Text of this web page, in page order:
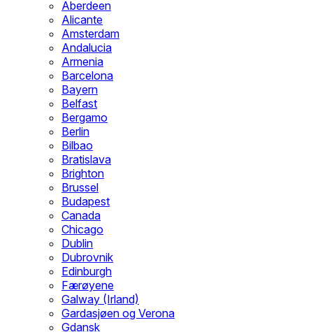
Aberdeen
Alicante
Amsterdam
Andalucia
Armenia
Barcelona
Bayern
Belfast
Bergamo
Berlin
Bilbao
Bratislava
Brighton
Brussel
Budapest
Canada
Chicago
Dublin
Dubrovnik
Edinburgh
Færøyene
Galway (Irland)
Gardasjøen og Verona
Gdansk